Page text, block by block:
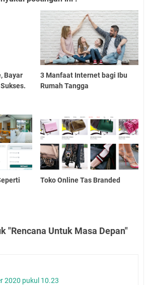
Bayar
3 Manfaat Internet bagi Ibu
Rumah Tangga
Toko Online Tas Branded
"Rencana Untuk Masa Depan"
2020 pukul 10.23